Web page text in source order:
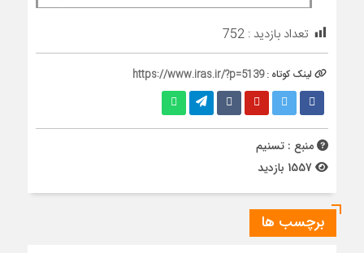
تعداد بازدید : 752
لینک کوتاه :https://www.iras.ir/?p=5139
منبع : تسنیم
برچسب ها